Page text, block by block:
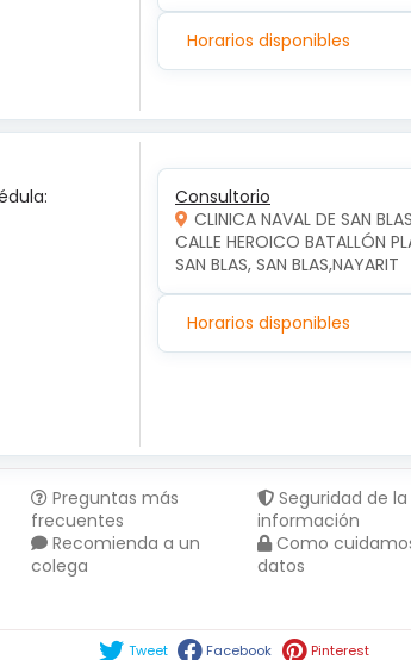
Horarios disponibles
Consultorio
CLINICA NAVAL DE SAN BLAS
CALLE HEROICO BATALLÓN
SAN BLAS, SAN BLAS,NAYARIT
Horarios disponibles
Preguntas más
frecuentes
Recomienda a un
colega
Seguridad de la
información
Como
datos
Tweet Facebook Pinterest